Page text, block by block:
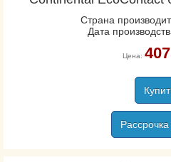
Страна
Дата
Цена: